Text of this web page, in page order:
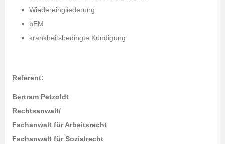
Wiedereingliederung
bEM
krankheitsbedingte Kündigung
Referent:
Bertram Petzoldt
Rechtsanwalt/
Fachanwalt für Arbeitsrecht
Fachanwalt für Sozialrecht